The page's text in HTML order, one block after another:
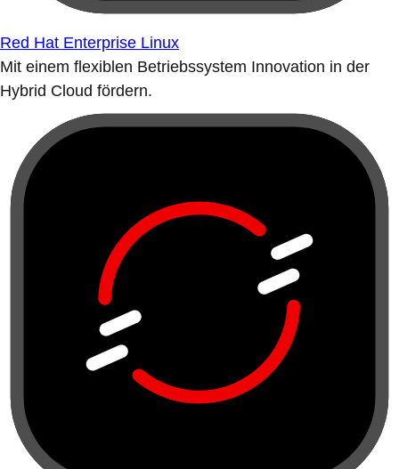
Red Hat Enterprise Linux
Mit einem flexiblen Betriebssystem Innovation in der
Hybrid Cloud fördern.